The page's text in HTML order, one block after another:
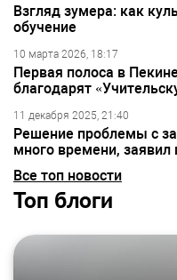
Взгляд зумера: как
обучение
10 марта 2026, 18:17
Первая полоса в
благодарят
11 декабря 2025, 21:40
Решение проблемы с
много времени,
Все топ новости
Топ блоги